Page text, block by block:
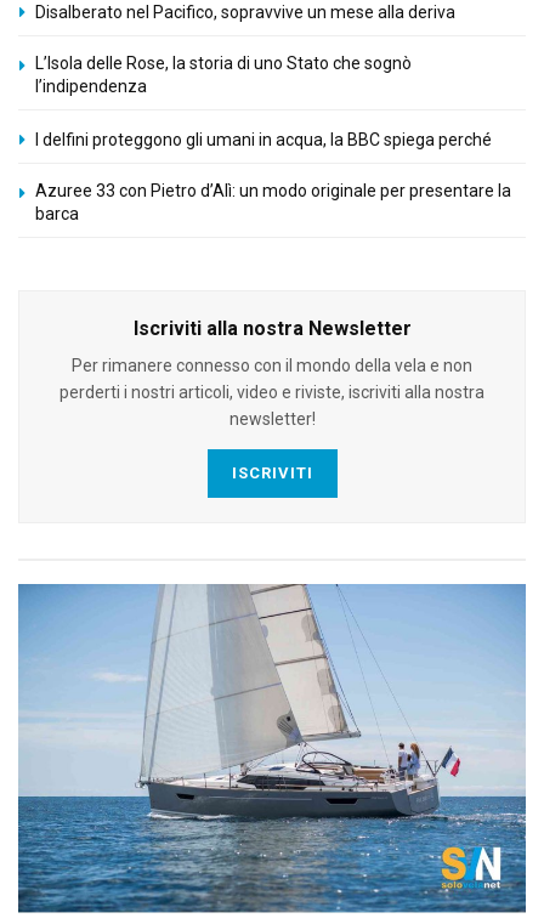
Disalberato nel Pacifico, sopravvive un mese alla deriva
L’Isola delle Rose, la storia di uno Stato che sognò
l’indipendenza
I delfini proteggono gli umani in acqua, la BBC spiega perché
Azuree 33 con Pietro d’Alì: un modo originale per presentare la
barca
Iscriviti alla nostra Newsletter
Per rimanere connesso con il mondo della vela e non
perderti i nostri articoli, video e riviste, iscriviti alla nostra
newsletter!
ISCRIVITI